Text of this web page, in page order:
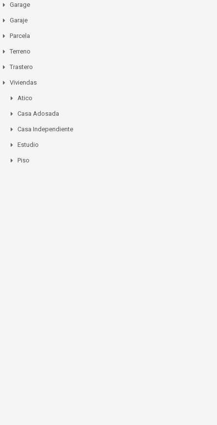
Garage
Garaje
Parcela
Terreno
Trastero
Viviendas
Atico
Casa Adosada
Casa Independiente
Estudio
Piso